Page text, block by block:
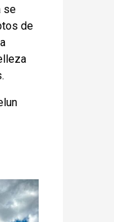
se
de